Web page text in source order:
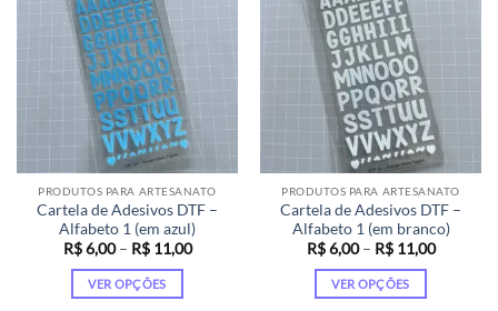
PRODUTOS PARA ARTESANATO
Cartela de Adesivos DTF –
Alfabeto 1 (em azul)
R$6,00 – R$11,00Faixa
VER OPÇÕES
PRODUTOS PARA ARTESANATO
Cartela de Adesivos DTF –
Alfabeto 1 (em branco)
R$6,00 – R$11,00Faixa
VER OPÇÕES